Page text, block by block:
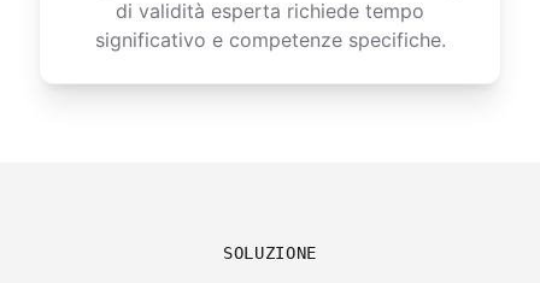
di validità esperta richiede tempo
significativo e competenze specifiche.
SOLUZIONE